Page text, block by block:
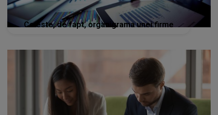
Ce este, de fapt, organigrama unei firme